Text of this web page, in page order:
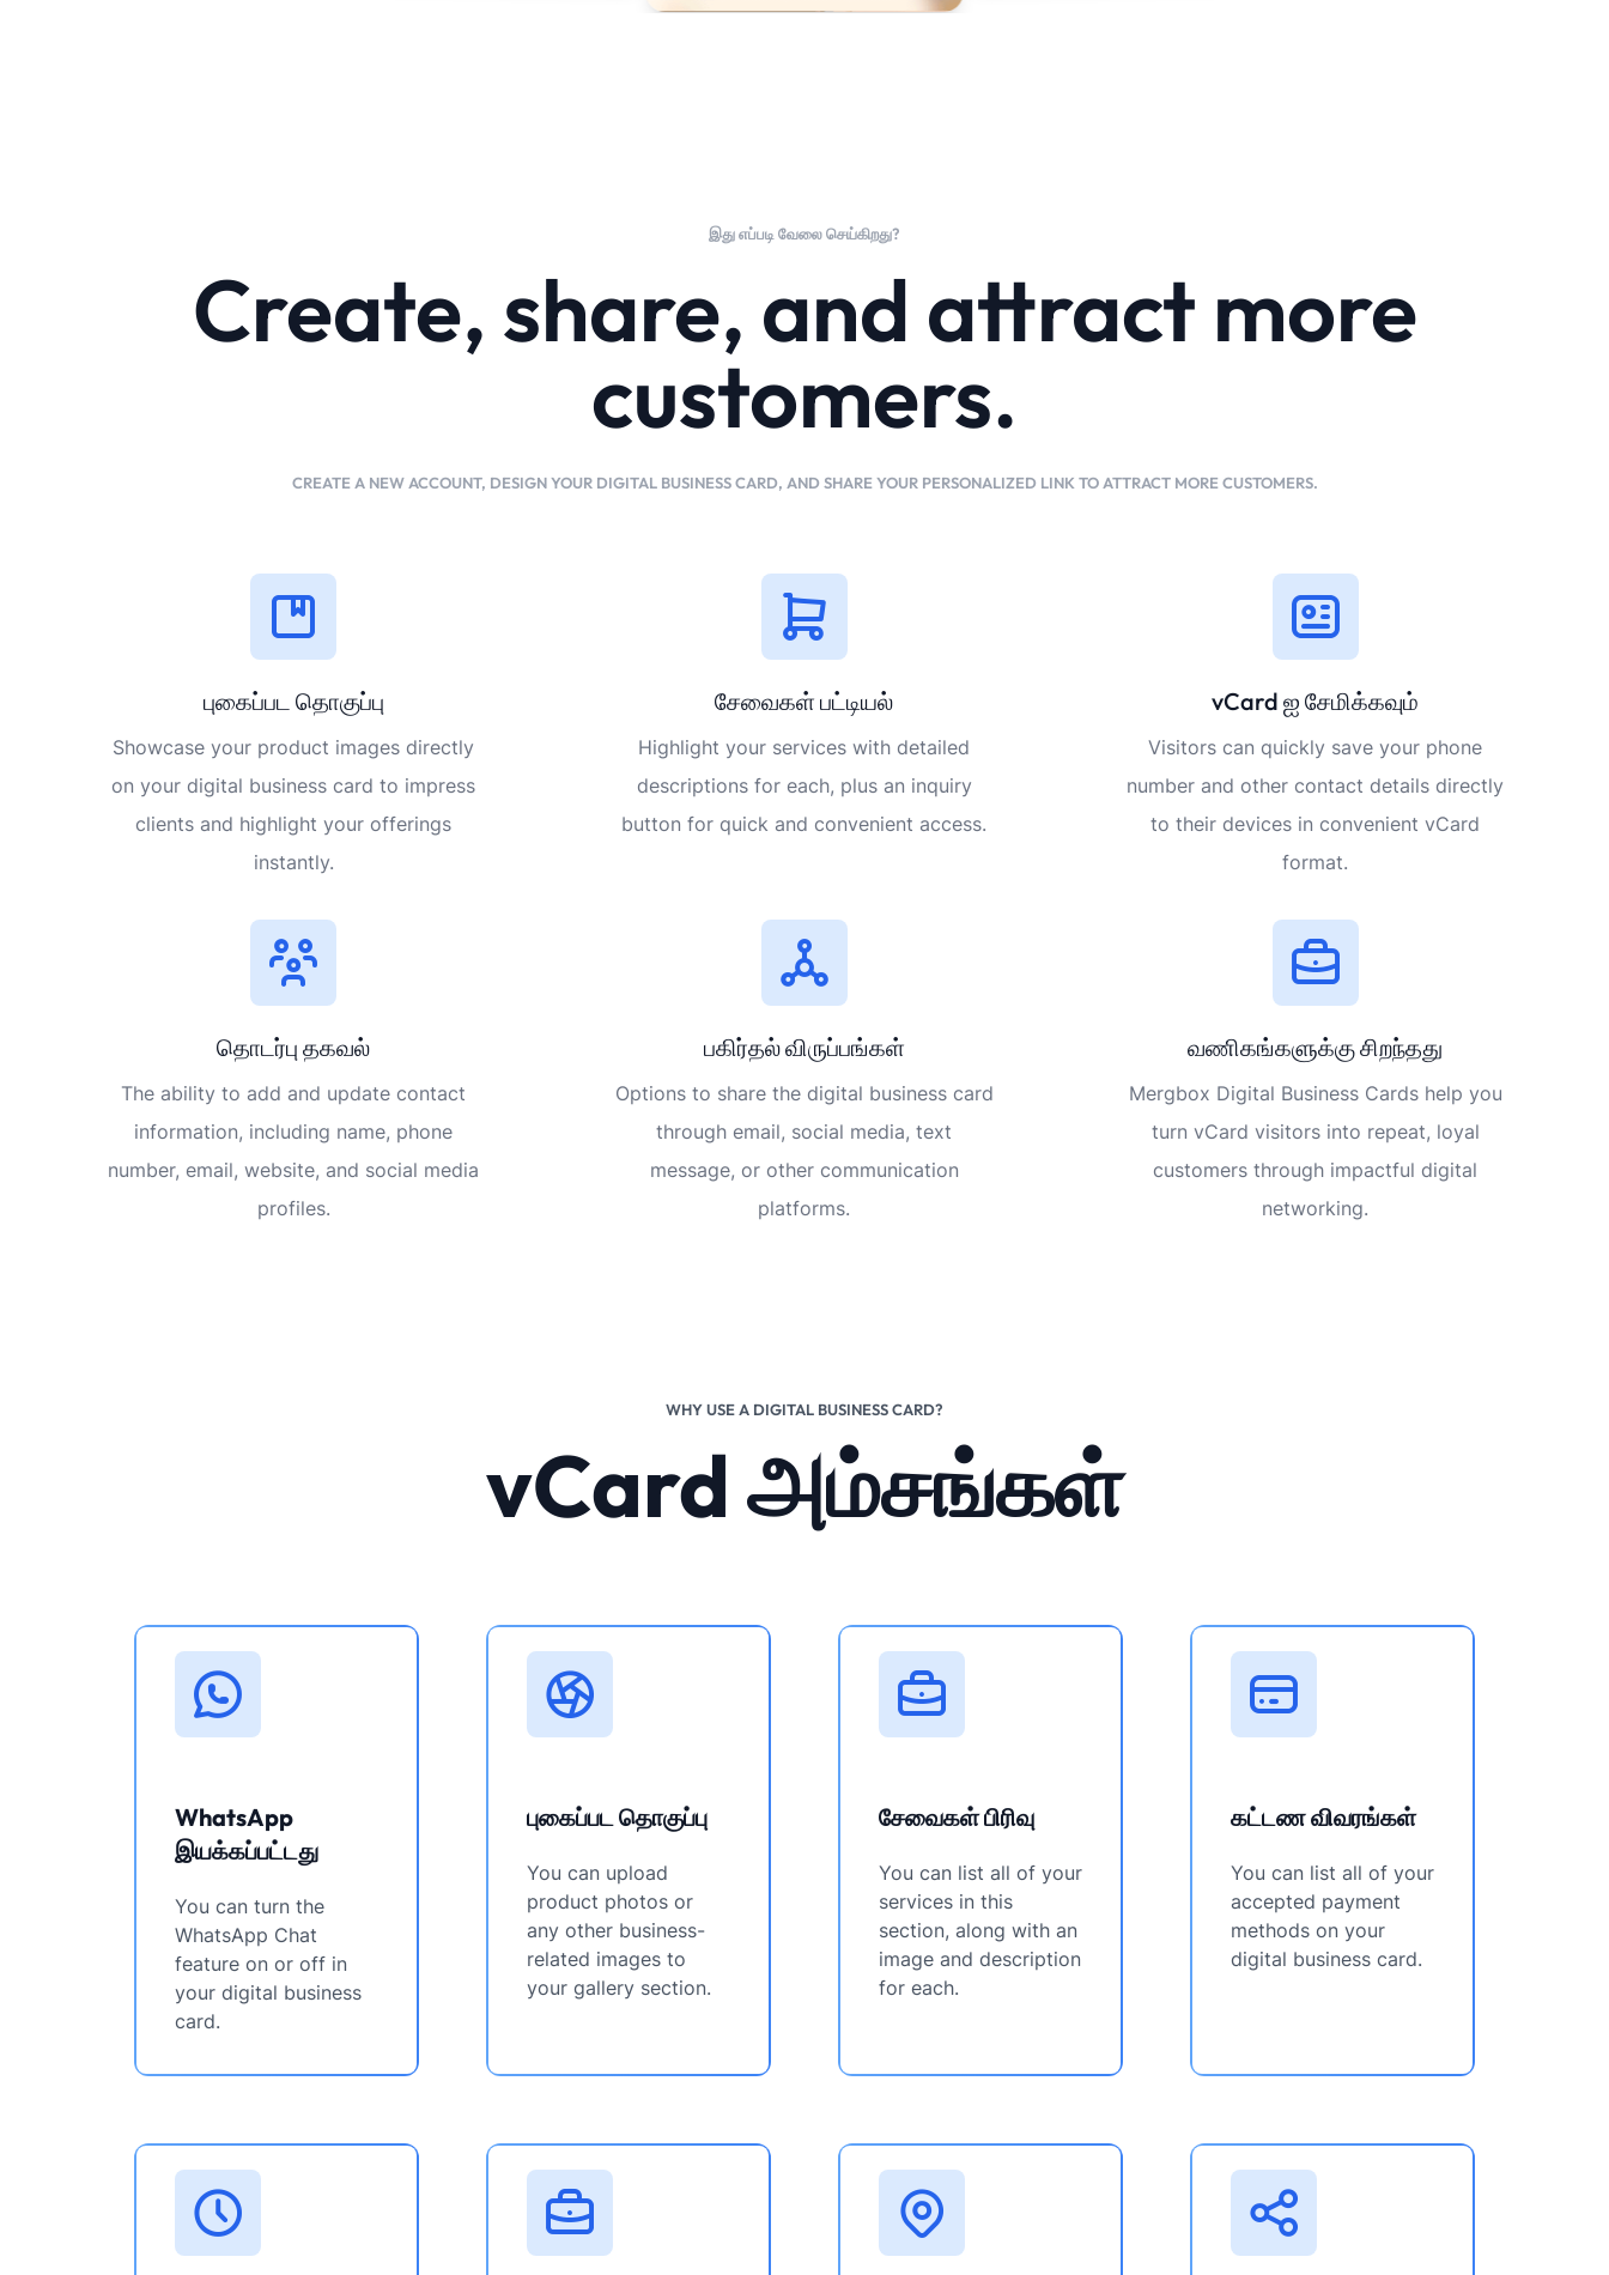
இது எப்படி வேலை செய்கிறது?
Create, share, and attract more
customers.
CREATE A NEW ACCOUNT, DESIGN YOUR DIGITAL BUSINESS CARD, AND SHARE YOUR PERSONALIZED LINK TO ATTRACT MORE CUSTOMERS.
புகைப்பட தொகுப்பு
Showcase your product images directly
on your digital business card to impress
clients and highlight your offerings
instantly.
சேவைகள் பட்டியல்
Highlight your services with detailed
descriptions for each, plus an inquiry
button for quick and convenient access.
vCard ஐ சேமிக்கவும்
Visitors can quickly save your phone
number and other contact details directly
to their devices in convenient vCard
format.
தொடர்பு தகவல்
The ability to add and update contact
information, including name, phone
number, email, website, and social media
profiles.
பகிர்தல் விருப்பங்கள்
Options to share the digital business card
through email, social media, text
message, or other communication
platforms.
வணிகங்களுக்கு சிறந்தது
Mergbox Digital Business Cards help you
turn vCard visitors into repeat, loyal
customers through impactful digital
networking.
WHY USE A DIGITAL BUSINESS CARD?
vCard அம்சங்கள்
WhatsApp
இயக்கப்பட்டது
You can turn the
WhatsApp Chat
feature on or off in
your digital business
card.
புகைப்பட தொகுப்பு
You can upload
product photos or
any other business-
related images to
your gallery section.
சேவைகள் பிரிவு
You can list all of your
services in this
section, along with an
image and description
for each.
கட்டண விவரங்கள்
You can list all of your
accepted payment
methods on your
digital business card.